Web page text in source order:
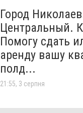
Город
Центральный.
Помогу сдать
аренду вашу
полд...
21:55, 3 серпня